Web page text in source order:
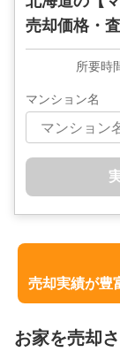
売却価格・
所要時
マンション名
売却実績が豊
お家を売却